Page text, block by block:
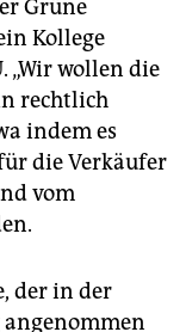
Grüne
Kollege
„Wir wollen die
rechtlich
indem es
die Verkäufer
vom
der in der